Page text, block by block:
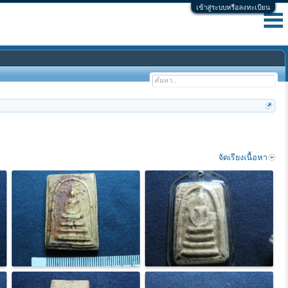
เข้าสู่ระบบหรือลงทะเบียน
จัดเรียงเนื้อหา